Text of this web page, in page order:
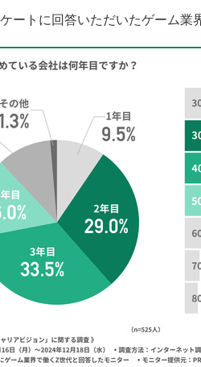
ートに回答いただいたゲーム業